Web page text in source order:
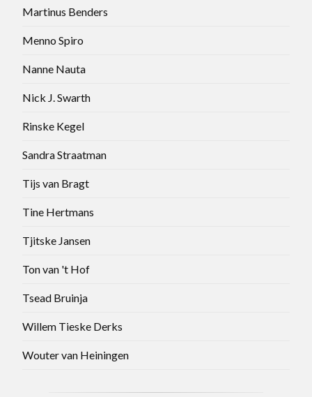
Martinus Benders
Menno Spiro
Nanne Nauta
Nick J. Swarth
Rinske Kegel
Sandra Straatman
Tijs van Bragt
Tine Hertmans
Tjitske Jansen
Ton van 't Hof
Tsead Bruinja
Willem Tieske Derks
Wouter van Heiningen